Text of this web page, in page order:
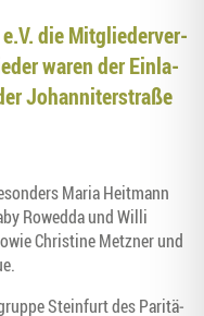
die Mit­glie­der­ver­
waren der Ein­la­
Johan­ni­ter­stra­ße
Maria Heit­mann
Rowed­da und Wil­li
Chris­ti­ne Metz­ner und
Stein­furt des Pari­tä­